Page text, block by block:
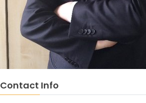
Contact Info